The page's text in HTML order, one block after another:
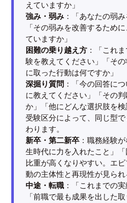
えていますか」
強み・弱み：「あなたの弱み
「その弱みを改善するため
ていますか」
困難の乗り越え方：「これ
験を教えてください」「そ
に取った行動は何ですか」
深掘り質問：「今の回答に
に教えてください」「その
か」「他にどんな選択肢を検
受験区分によって、同じ型
わります。
新卒・第二新卒：職務経験
生時代に力を入れたこと」
比重が高くなりやすい。エ
動の主体性と再現性が見られ
中途・転職：「これまでの実
「前職で最も成果を出した